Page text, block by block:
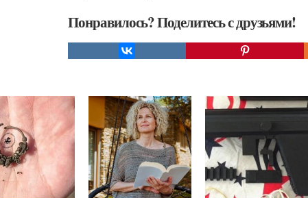
Понравилось? Поделитесь с друзьями!